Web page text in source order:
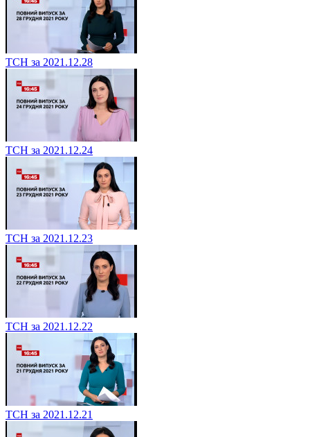
ТСН за 2021.12.28
ТСН за 2021.12.24
ТСН за 2021.12.23
ТСН за 2021.12.22
ТСН за 2021.12.21